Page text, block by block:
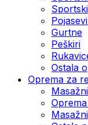
Gurtne
Peškiri
Ostala
Oprema za